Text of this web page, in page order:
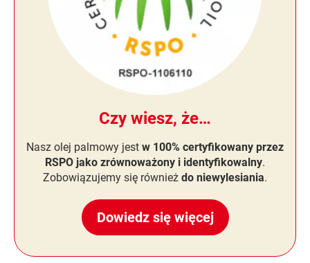
Czy wiesz, że…
Nasz olej palmowy jest w 100% certyfikowany przez
RSPO jako zrównoważony i identyfikowalny.
Zobowiązujemy się również do niewylesiania.
Dowiedz się więcej